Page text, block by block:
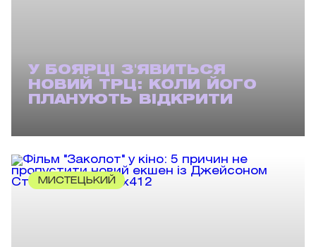
У БОЯРЦІ З'ЯВИТЬСЯ
НОВИЙ ТРЦ: КОЛИ ЙОГО
ПЛАНУЮТЬ ВІДКРИТИ
МИСТЕЦЬКИЙ